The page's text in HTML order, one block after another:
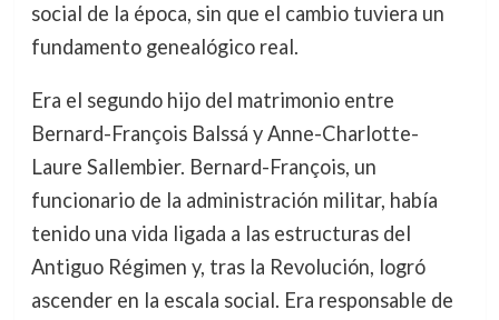
social de la época, sin que el cambio tuviera un
fundamento genealógico real.
Era el segundo hijo del matrimonio entre
Bernard-François Balssá y Anne-Charlotte-
Laure Sallembier. Bernard-François, un
funcionario de la administración militar, había
tenido una vida ligada a las estructuras del
Antiguo Régimen y, tras la Revolución, logró
ascender en la escala social. Era responsable de